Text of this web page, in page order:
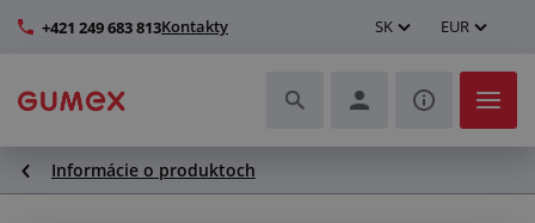
+421 249 683 813Kontakty SK EUR
Hadice a ich kompletizácia
Informácie o produktoch